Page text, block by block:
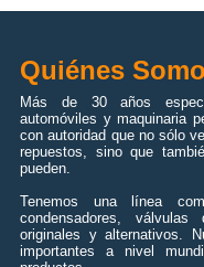
Quiénes
Más de 30 años
automóviles y maquinaria
con autoridad que no sólo
repuestos, sino que
pueden.
Tenemos una línea
condensadores,
originales y alternativos.
importantes a nivel